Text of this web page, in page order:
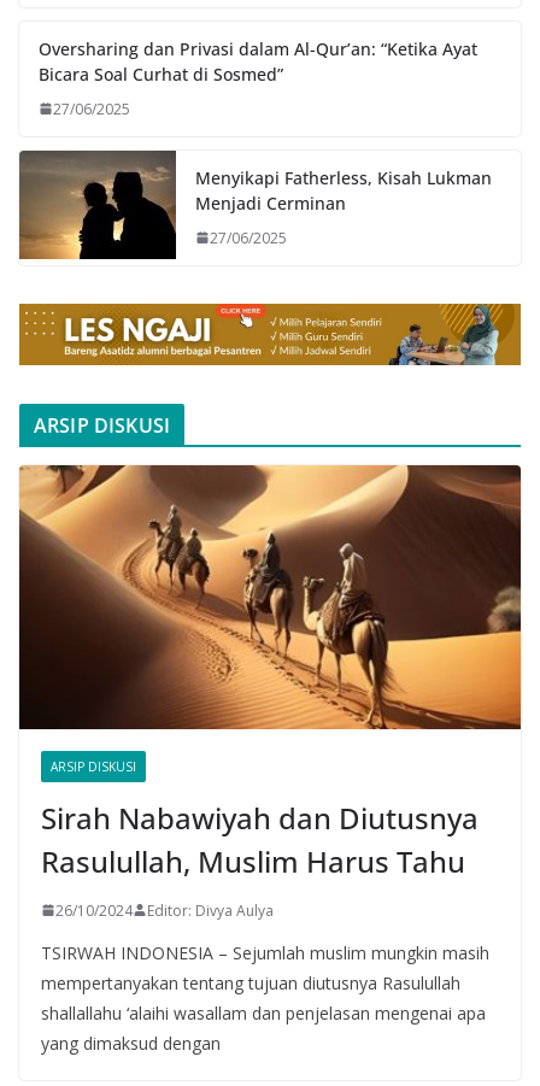
Oversharing dan Privasi dalam Al-Qur’an: “Ketika Ayat
Bicara Soal Curhat di Sosmed”
27/06/2025
Menyikapi Fatherless, Kisah Lukman
Menjadi Cerminan
27/06/2025
ARSIP DISKUSI
ARSIP DISKUSI
Sirah Nabawiyah dan Diutusnya
Rasulullah, Muslim Harus Tahu
26/10/2024 Editor: Divya Aulya
TSIRWAH INDONESIA – Sejumlah muslim mungkin masih
mempertanyakan tentang tujuan diutusnya Rasulullah
shallallahu ‘alaihi wasallam dan penjelasan mengenai apa
yang dimaksud dengan